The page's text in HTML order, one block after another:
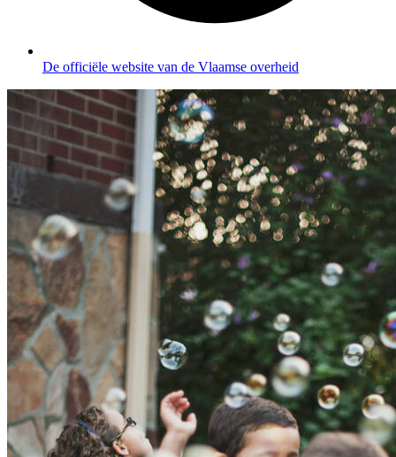
De officiële website van de Vlaamse overheid